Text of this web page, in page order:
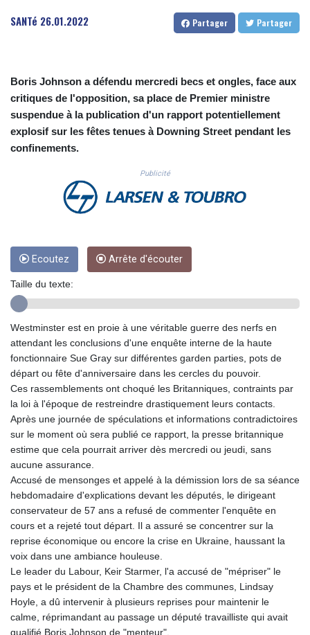
CUP 30.637594
DKK 7.477932
DOP 67.289164
DZD 152.967099
EGP 57.380687
FJD 2.553384
FKP 0.857252
GBP 0.858527
GHS 13.526832
GNF 10123.874202
GTQ 8.794891
GYD 241.157003
HKD 9.067746
HNL 30.895616
HRK 7.536622
HTG 150.718127
HUF 363.096405
IDR 20580.370421
ILS 3.468234
IMP 0.857252
IQD 1509.981237
IRR
1590322.371805
ISK 142.598215
JEP 0.857252
JMD 183.057725
JOD 0.819746
JPY 182.445186
KES 149.158147
KGS 101.104505
KHR 4681.941823
SANTé 26.01.2022 Partager Partager
Boris Johnson a défendu mercredi becs et ongles, face aux
critiques de l'opposition, sa place de Premier ministre
suspendue à la publication d'un rapport potentiellement
explosif sur les fêtes tenues à Downing Street pendant les
confinements.
Publicité
Ecoutez Arrête d'écouter
Taille du texte:
Westminster est en proie à une véritable guerre des nerfs en
attendant les conclusions d'une enquête interne de la haute
fonctionnaire Sue Gray sur différentes garden parties, pots de
départ ou fête d'anniversaire dans les cercles du pouvoir.
Ces rassemblements ont choqué les Britanniques, contraints par
la loi à l'époque de restreindre drastiquement leurs contacts.
Après une journée de spéculations et informations contradictoires
sur le moment où sera publié ce rapport, la presse britannique
estime que cela pourrait arriver dès mercredi ou jeudi, sans
aucune assurance.
Accusé de mensonges et appelé à la démission lors de sa séance
hebdomadaire d'explications devant les députés, le dirigeant
conservateur de 57 ans a refusé de commenter l'enquête en
cours et a rejeté tout départ. Il a assuré se concentrer sur la
reprise économique ou encore la crise en Ukraine, haussant la
voix dans une ambiance houleuse.
Le leader du Labour, Keir Starmer, l'a accusé de "mépriser" le
pays et le président de la Chambre des communes, Lindsay
Hoyle, a dû intervenir à plusieurs reprises pour maintenir le
calme, réprimandant au passage un député travailliste qui avait
qualifié Boris Johnson de "menteur".